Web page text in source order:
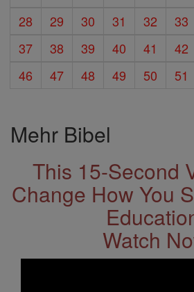
28
29 30 31 32 33
37
38 39 40 41 42
46
47 48 49 50 51
Mehr Bibel
This 15-Second
Change How You
Watch